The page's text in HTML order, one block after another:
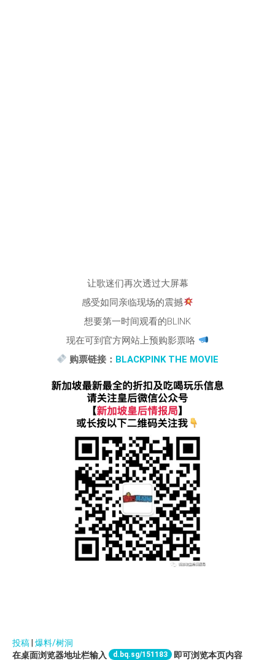
让歌迷们再次透过大屏幕
感受如同亲临现场的震撼
想要第一时间观看的BLINK
现在可到官方网站上预购影票咯
购票链接： BLACKPINK THE MOVIE
投稿 爆料/树洞
在桌面浏览器地址栏输入
d.bq.sg/151183 即可浏览本页内容